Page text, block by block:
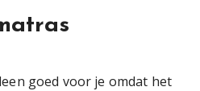
goed voor je omdat het